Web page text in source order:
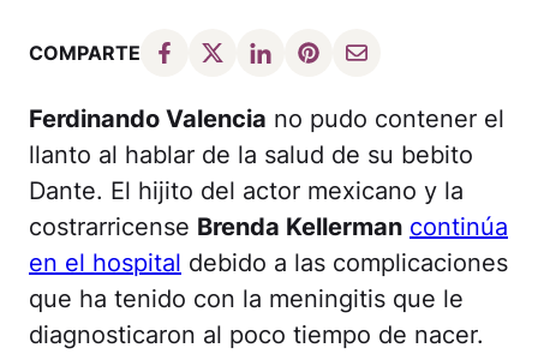
COMPARTE
Ferdinando Valencia no pudo contener el
llanto al hablar de la salud de su bebito
Dante. El hijito del actor mexicano y la
costrarricense Brenda Kellerman continúa
en el hospital debido a las complicaciones
que ha tenido con la meningitis que le
diagnosticaron al poco tiempo de nacer.